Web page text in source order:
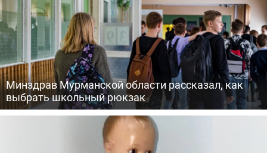
Минздрав Мурманской области рассказал, как
выбрать школьный рюкзак